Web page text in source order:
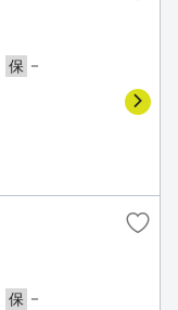
保 －
保 －